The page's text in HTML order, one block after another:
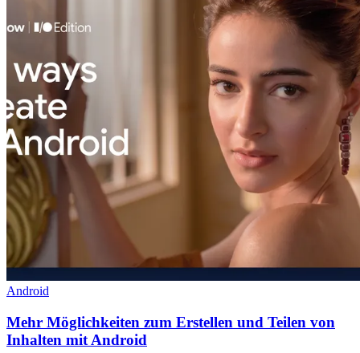
Android
Mehr Möglichkeiten zum Erstellen und Teilen von
Inhalten mit Android